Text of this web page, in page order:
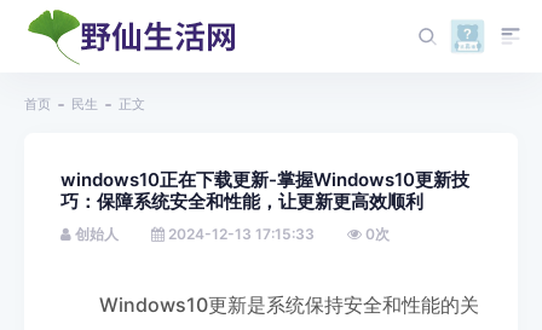
首页 民生 正文
windows10正在下载更新-掌握Windows10更新技
巧：保障系统安全和性能，让更新更高效顺利
创始人 2024-12-13 17:15:33 0次
Windows10更新是系统保持安全和性能的关